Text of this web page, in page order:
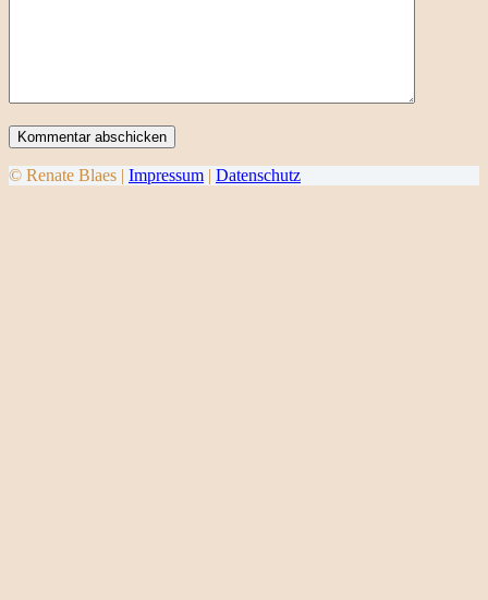
Kommentar abschicken
© Renate Blaes | Impressum | Datenschutz